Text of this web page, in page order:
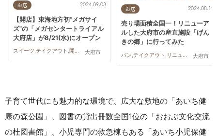
お店
大府市
2024.09.03
【開店】東海地方初“メガサイ
ズ”の「メガセンタートライアル
大府店」が8/21(水)にオープン
スイーツ,テイクアウト,開店,住まい,雑貨,家族
お店
大府市
2024.08.19
売り場面積全国一！リニューア
ルした大府市の産直施設「げん
きの郷」に行ってみた
子育て世代にも魅力的な環境で、広大な敷地の「あいち健
康の森公園」、図書の貸出冊数全国1位の「おおぶ文化交流
の杜図書館」、小児専門の救急棟もある「あいち小児保健